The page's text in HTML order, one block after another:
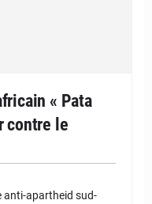
« Pata
contre le
anti-apartheid sud-